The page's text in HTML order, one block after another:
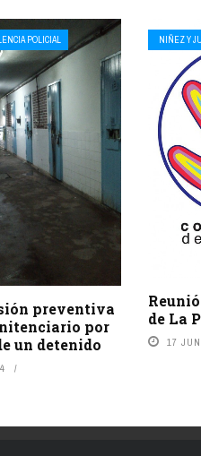
POLICIAL
preventiva
por
un detenido
NIÑEZ Y
de La
17